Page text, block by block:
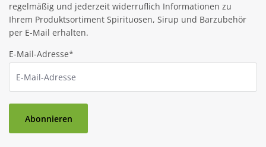
regelmäßig und jederzeit widerruflich Informationen zu
Ihrem Produktsortiment Spirituosen, Sirup und Barzubehör
per E-Mail erhalten.
E-Mail-Adresse*
Abonnieren